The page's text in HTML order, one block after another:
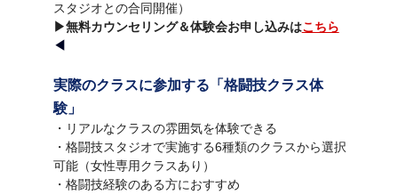
スタジオとの合同開催）
▶︎無料カウンセリング＆体験会お申し込みはこちら
◀︎
実際のクラスに参加する「格闘技クラス体
験」
・リアルなクラスの雰囲気を体験できる
・格闘技スタジオで実施する6種類のクラスから選択
可能（女性専用クラスあり）
・格闘技経験のある方におすすめ